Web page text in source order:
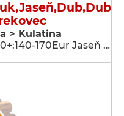
> Kulatina
170Eur Jaseň …